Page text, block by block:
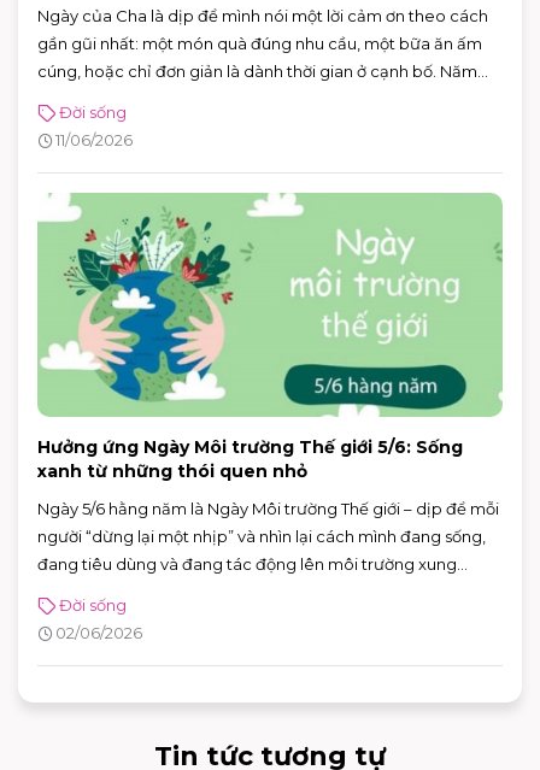
Ngày của Cha là dịp để mình nói một lời cảm ơn theo cách
gần gũi nhất: một món quà đúng nhu cầu, một bữa ăn ấm
cúng, hoặc chỉ đơn giản là dành thời gian ở cạnh bố. Năm
thứ ba của tháng 6) — rất tiện để cả nhà lên lịch đi chơi, mua
sắm và ăn uống trong một buổi.
Đời sống
11/06/2026
Hưởng ứng Ngày Môi trường Thế giới 5/6: Sống
xanh từ những thói quen nhỏ
Ngày 5/6 hằng năm là Ngày Môi trường Thế giới – dịp để mỗi
người “dừng lại một nhịp” và nhìn lại cách mình đang sống,
đang tiêu dùng và đang tác động lên môi trường xung
đến hành động vì khí hậu, với sự kiện toàn cầu được tổ chức
tại Azerbaijan.
Đời sống
02/06/2026
Tin tức tương tự